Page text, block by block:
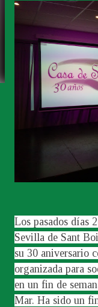
Los pasados días
Sevilla de Sant
su 30 aniversario
organizada para
en un fin de
Mar. Ha sido un